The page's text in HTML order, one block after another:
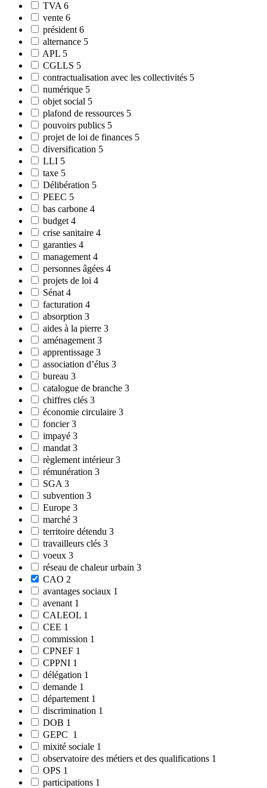
TVA 6
vente 6
président 6
alternance 5
APL 5
CGLLS 5
contractualisation avec les collectivités 5
numérique 5
objet social 5
plafond de ressources 5
pouvoirs publics 5
projet de loi de finances 5
diversification 5
LLI 5
taxe 5
Délibération 5
PEEC 5
bas carbone 4
budget 4
crise sanitaire 4
garanties 4
management 4
personnes âgées 4
projets de loi 4
Sénat 4
facturation 4
absorption 3
aides à la pierre 3
aménagement 3
apprentissage 3
association d’élus 3
bureau 3
catalogue de branche 3
chiffres clés 3
économie circulaire 3
foncier 3
impayé 3
mandat 3
règlement intérieur 3
rémunération 3
SGA 3
subvention 3
Europe 3
marché 3
territoire détendu 3
travailleurs clés 3
voeux 3
réseau de chaleur urbain 3
CAO 2
avantages sociaux 1
avenant 1
CALEOL 1
CEE 1
commission 1
CPNEF 1
CPPNI 1
délégation 1
demande 1
département 1
discrimination 1
DOB 1
GEPC 1
mixité sociale 1
observatoire des métiers et des qualifications 1
OPS 1
participations 1